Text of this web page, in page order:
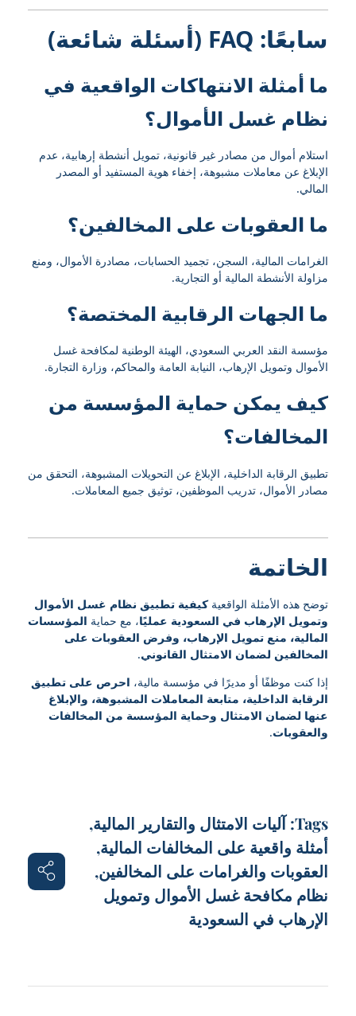
سابعًا: FAQ (أسئلة شائعة)
ما أمثلة الانتهاكات الواقعية في
نظام غسل الأموال؟
استلام أموال من مصادر غير قانونية، تمويل أنشطة إرهابية، عدم
الإبلاغ عن معاملات مشبوهة، إخفاء هوية المستفيد أو المصدر
المالي.
ما العقوبات على المخالفين؟
الغرامات المالية، السجن، تجميد الحسابات، مصادرة الأموال، ومنع
مزاولة الأنشطة المالية أو التجارية.
ما الجهات الرقابية المختصة؟
مؤسسة النقد العربي السعودي، الهيئة الوطنية لمكافحة غسل
الأموال وتمويل الإرهاب، النيابة العامة والمحاكم، وزارة التجارة.
كيف يمكن حماية المؤسسة من
المخالفات؟
تطبيق الرقابة الداخلية، الإبلاغ عن التحويلات المشبوهة، التحقق من
مصادر الأموال، تدريب الموظفين، توثيق جميع المعاملات.
الخاتمة
توضح هذه الأمثلة الواقعيةكيفية تطبيق نظام غسل الأموال
وتمويل الإرهاب في السعودية عمليًا، مع حماية المؤسسات
المالية، منع تمويل الإرهاب، وفرض العقوبات على
المخالفين لضمان الامتثال القانوني.
إذا كنت موظفًا أو مديرًا في مؤسسة مالية، احرص على تطبيق
الرقابة الداخلية، متابعة المعاملات المشبوهة، والإبلاغ
عنها لضمان الامتثال وحماية المؤسسة من المخالفات
والعقوبات.
Tags: آليات الامتثال والتقارير المالية,
أمثلة واقعية على المخالفات المالية,
العقوبات والغرامات على المخالفين,
نظام مكافحة غسل الأموال وتمويل
الإرهاب في السعودية